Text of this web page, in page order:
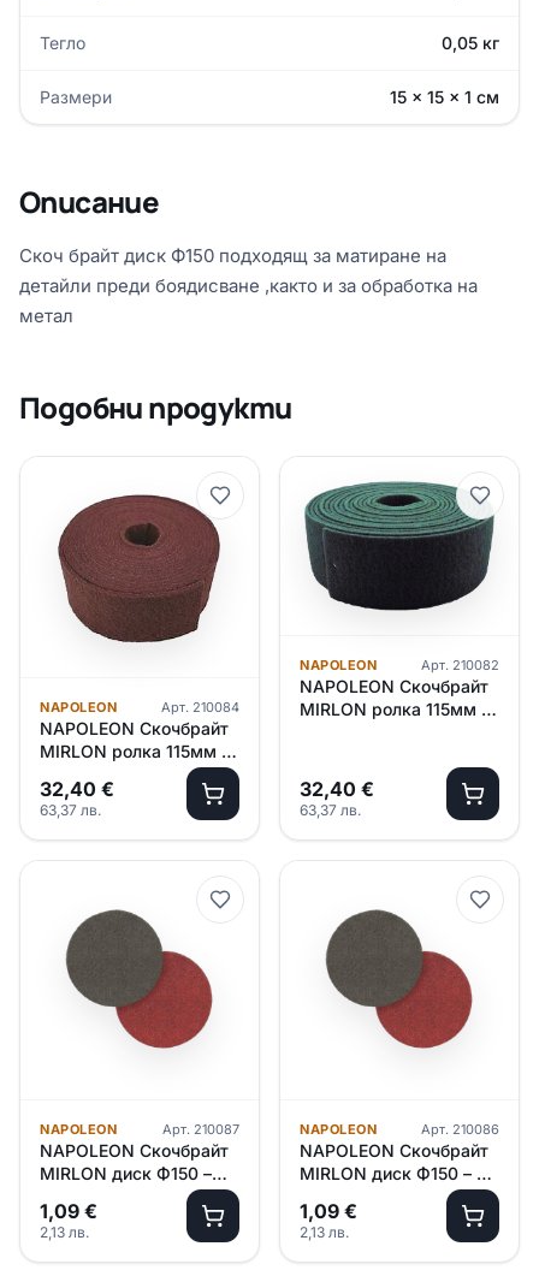
Тегло 0,05 кг
Размери 15 × 15 × 1 см
Описание
Скоч брайт диск Ф150 подходящ за матиране на
детайли преди боядисване ,както и за обработка на
метал
Подобни продукти
NAPOLEON Арт. 210084
NAPOLEON Скочбрайт
MIRLON ролка 115мм х
10м – P 600 /червен/
32,40 €
63,37 лв.
NAPOLEON Арт. 210082
NAPOLEON Скочбрайт
MIRLON ролка 115мм х
32,40 €
63,37 лв.
NAPOLEON Арт. 210087
NAPOLEON Скочбрайт
MIRLON диск Ф150 –
1,09 €
2,13 лв.
NAPOLEON Арт. 210086
NAPOLEON Скочбрайт
MIRLON диск Ф150 – P
1,09 €
2,13 лв.